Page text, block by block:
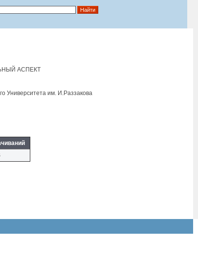
АСПЕКТ
Университета им. И.Раззакова